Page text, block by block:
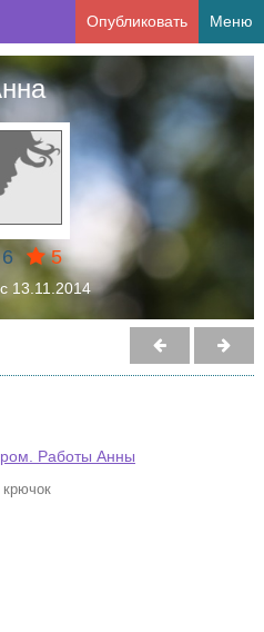
Опубликовать Меню
5
13.11.2014
Работы Анны
крючок